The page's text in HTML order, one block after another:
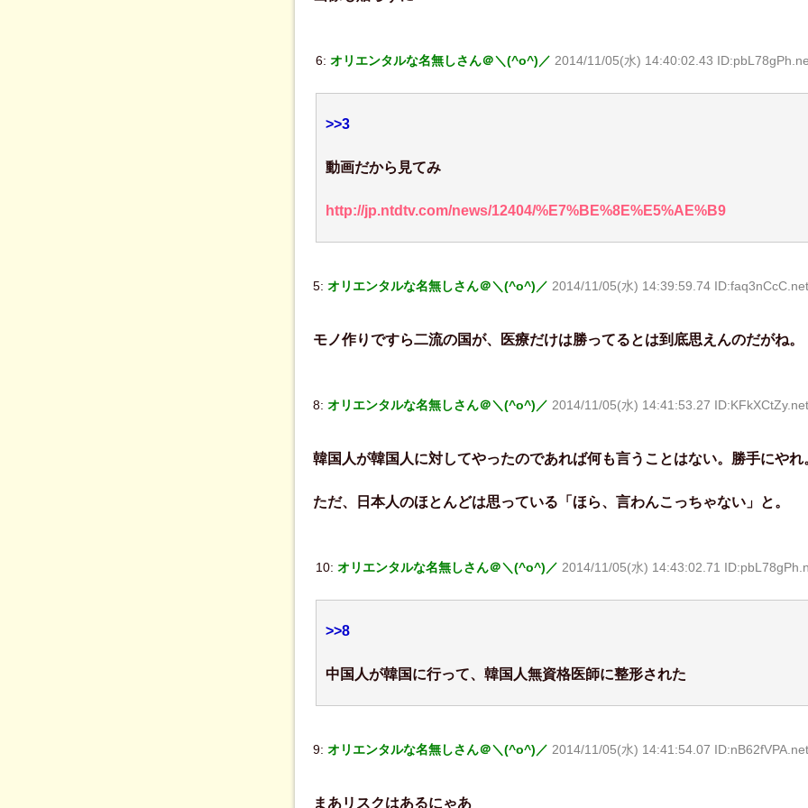
6: オリエンタルな名無しさん＠＼(^o^)／ 2014/11/05(水) 14:40:02.43
>>3
動画だから見てみ
http://jp.ntdtv.com/news/12404/%E7%BE%8E%E5%AE%B9
5: オリエンタルな名無しさん＠＼(^o^)／ 2014/11/05(水) 14:39:59.74 ID:faq3nCcC.net
モノ作りですら二流の国が、医療だけは勝ってるとは到底思えんのだがね。
8: オリエンタルな名無しさん＠＼(^o^)／ 2014/11/05(水) 14:41:53.27 ID:KFkXCtZy.net
韓国人が韓国人に対してやったのであれば何も言うことはない。勝手にやれ
ただ、日本人のほとんどは思っている「ほら、言わんこっちゃない」と。
10: オリエンタルな名無しさん＠＼(^o^)／ 2014/11/05(水) 14:43:02.71
>>8
中国人が韓国に行って、韓国人無資格医師に整形された
9: オリエンタルな名無しさん＠＼(^o^)／ 2014/11/05(水) 14:41:54.07 ID:nB62fVPA.net
まあリスクはあるにゃあ